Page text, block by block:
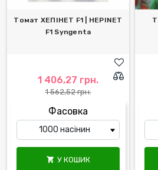
Томат ХЕПІНЕТ F1 | HЕPINET
F1 Syngenta
1 406,27 грн.
1 562,52 грн.
Фасовка
 У КОШИК